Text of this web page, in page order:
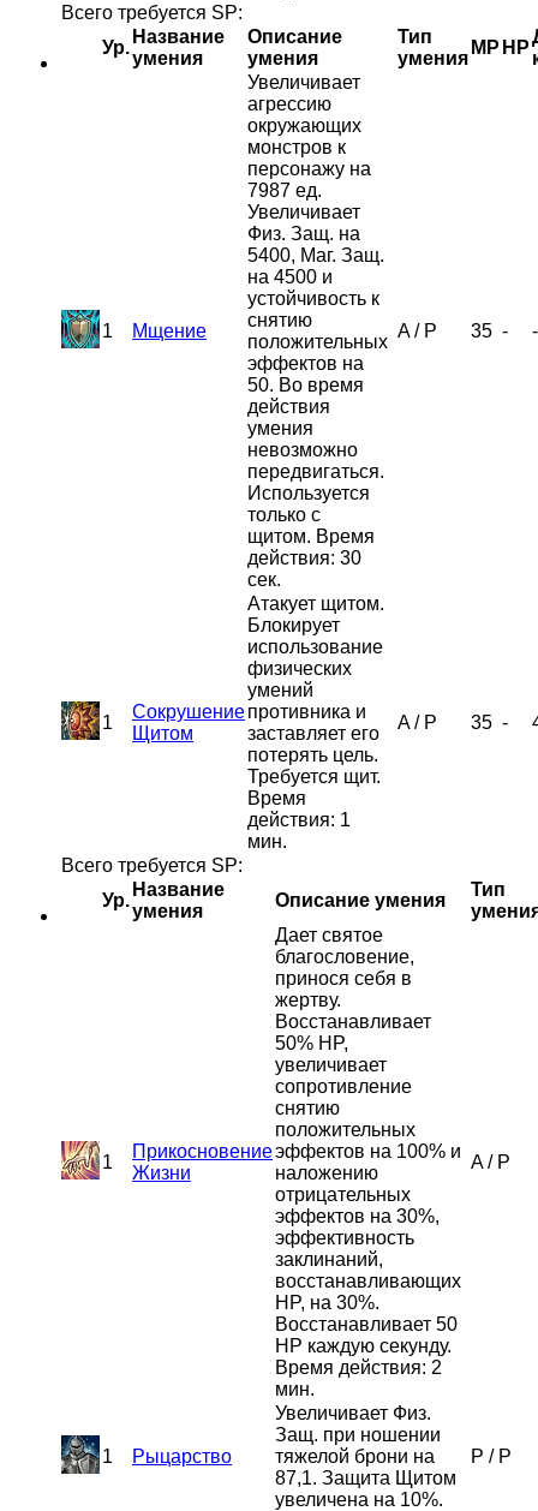
Всего требуется SP:
Ур.
Название
умения
Описание
умения
Тип
умения
MP HP
1 Мщение
Увеличивает
агрессию
окружающих
монстров к
персонажу на
7987 ед.
Увеличивает
Физ. Защ. на
5400, Маг. Защ.
на 4500 и
устойчивость к
снятию
положительных
эффектов на
50. Во время
действия
умения
невозможно
передвигаться.
Используется
только с
щитом. Время
действия: 30
сек.
A/ P 35 - -
1
Сокрушение
Щитом
Атакует щитом.
Блокирует
использование
физических
умений
противника и
заставляет его
потерять цель.
Требуется щит.
Время
действия: 1
мин.
A/ P 35 -
Всего требуется SP:
Ур.
Название
умения
Описание умения
Тип
1
Прикосновение
Жизни
Дает святое
благословение,
принося себя в
жертву.
Восстанавливает
50% HP,
увеличивает
сопротивление
снятию
положительных
эффектов на 100% и
наложению
отрицательных
эффектов на 30%,
эффективность
заклинаний,
восстанавливающих
HP, на 30%.
Восстанавливает 50
HP каждую секунду.
Время действия: 2
мин.
A/ P
1 Рыцарство
Увеличивает Физ.
Защ. при ношении
тяжелой брони на
87,1. Защита Щитом
увеличена на 10%.
P / P